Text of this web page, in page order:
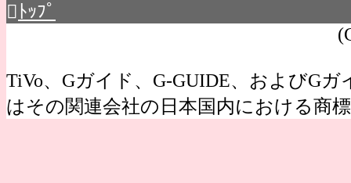
 ﾄｯﾌﾟ
TiVo、Gガイド、G-GUIDE、およびG
はその関連会社の日本国内における商